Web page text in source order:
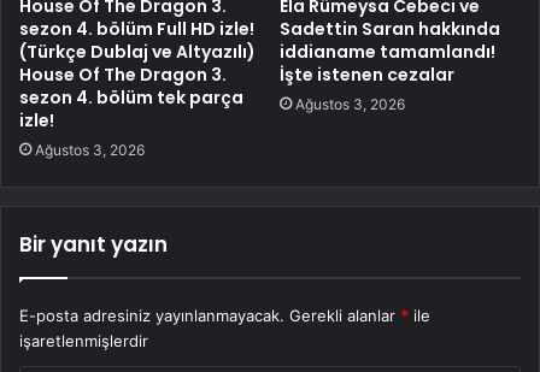
House Of The Dragon 3.
sezon 4. bölüm Full HD izle!
(Türkçe Dublaj ve Altyazılı)
House Of The Dragon 3.
sezon 4. bölüm tek parça
izle!
Ağustos 3, 2026
Ela Rümeysa Cebeci ve
Sadettin Saran hakkında
iddianame tamamlandı!
İşte istenen cezalar
Ağustos 3, 2026
Bir yanıt yazın
E-posta adresiniz yayınlanmayacak. Gerekli alanlar * ile
işaretlenmişlerdir